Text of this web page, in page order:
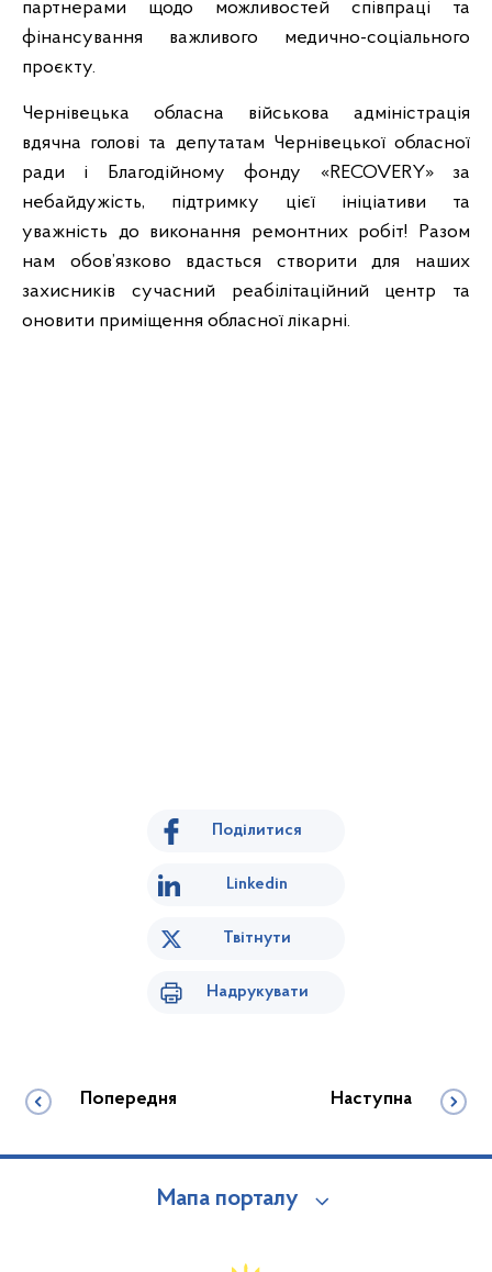
партнерами щодо можливостей співпраці та
фінансування важливого медично-соціального
проєкту.
Чернівецька обласна військова адміністрація
вдячна голові та депутатам Чернівецької обласної
ради і Благодійному фонду «RECOVERY» за
небайдужість, підтримку цієї ініціативи та
уважність до виконання ремонтних робіт! Разом
нам обов’язково вдасться створити для наших
захисників сучасний реабілітаційний центр та
оновити приміщення обласної лікарні.
Поділитися
Linkedin
Твітнути
Надрукувати
Попередня Наступна
Мапа порталу